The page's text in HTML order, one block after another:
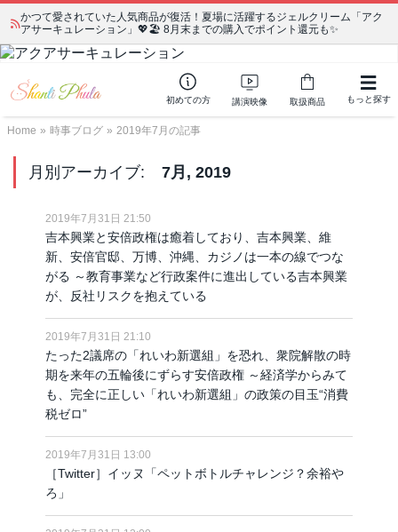
かつて愛されていた人気商品が復活！夏場に活躍するジェルクリーム「アク
アサーキュレーション」💖🏖️ 8月末までの購入でポイント還元も✨
初めての方 講演映像 取扱商品 もっと探す
Home » 時事ブログ » 2019年7月の記事
月別アーカイブ: 7月, 2019
2019年7月31日 21:50
吉本興業と安倍政権は癒着しており、吉本興業、維
新、安倍官邸、万博、沖縄、カジノは一本の線でつな
がる ～教育事業など行政案件に進出している吉本興業
が、反社リスクを抱えている
2019年7月31日 21:10
たった2議席の「れいわ新選組」を恐れ、衆院解散の時
期を来年の五輪後にずらす安倍政権 ～経済学からみて
も、完全に正しい「れいわ新選組」の政策の目玉“消費
税ゼロ”
2019年7月31日 13:00
［Twitter］イッヌ「ペットボトルチャレンジ？余裕や
ろ」